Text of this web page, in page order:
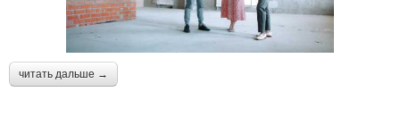
читать дальше →